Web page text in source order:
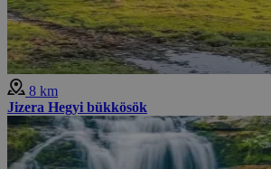
8 km
Jizera Hegyi bükkösök